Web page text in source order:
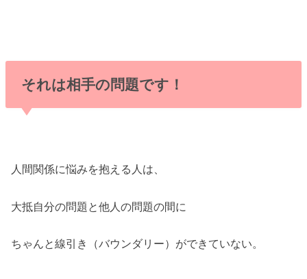
それは相手の問題です！
人間関係に悩みを抱える人は、
大抵自分の問題と他人の問題の間に
ちゃんと線引き（バウンダリー）ができていない。